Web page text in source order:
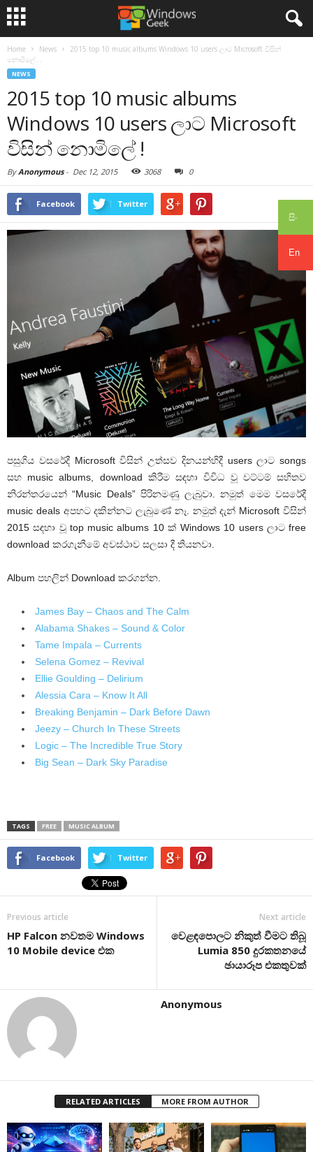
සිං
En
Home News
2015 top 10 music albums Windows 10 users ලාට Microsoft විසින්
නොමිලේ...
NEWS
2015 top 10 music albums
Windows 10 users ලාට Microsoft
විසින් නොමිලේ !
ByAnonymous- Dec 12, 2015 3068 0
Facebook Twitter
පසුගිය වසරේදී Microsoft විසින් උත්සව දිනයන්හිදී users ලාට songs
සහ music albums, download කිරීම සඳහා විවිධ වූ වට්ටම් සහිතව
නිරන්තරයෙන් “Music Deals” පිරිනමණු ලැබුවා. නමුත් මෙම වසරේදී
music deals අපහට දකින්නට ලැබුණේ නෑ. නමුත් දැන් Microsoft විසින්
2015 සඳහා වූ top music albums 10 ක් Windows 10 users ලාට free
download කරගැනීමේ අවස්ථාව සලසා දී තියනවා.
Album පහලින් Download කරගන්න.
James Bay – Chaos and The Calm
Alabama Shakes – Sound & Color
Tame Impala – Currents
Selena Gomez – Revival
Ellie Goulding – Delirium
Alessia Cara – Know It All
Breaking Benjamin – Dark Before Dawn
Jeezy – Church In These Streets
Logic – The Incredible True Story
Big Sean – Dark Sky Paradise
TAGS FREE MUSIC ALBUM
Facebook Twitter
Previous article
HP Falcon නවතම Windows
10 Mobile device එක
Next article
වෙළඳපොලට නිකුත් වීමට තිබූ
Lumia 850 දුරකතනයේ
ඡායාරූප එකතුවක්
Anonymous
RELATED ARTICLES MORE FROM AUTHOR